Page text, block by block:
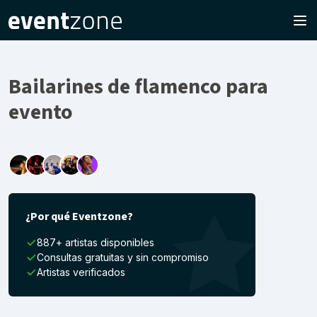
Bailarines de flamenco para
evento
¿Por qué Eventzone?
887+ artistas disponibles
Consultas gratuitas y sin compromiso
Artistas verificados